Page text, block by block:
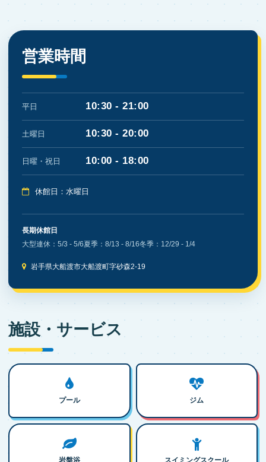
営業時間
平日 10:30 - 21:00
土曜日 10:30 - 20:00
日曜・祝日 10:00 - 18:00
休館日：水曜日
長期休館日
大型連休：5/3 - 5/6夏季：8/13 - 8/16冬季：12/29 - 1/4
岩手県大船渡市大船渡町字砂森2-19
施設・サービス
プール ジム